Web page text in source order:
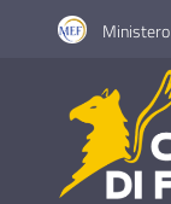
Vai al contenuto
Vai alla navigazione
Vai al footer